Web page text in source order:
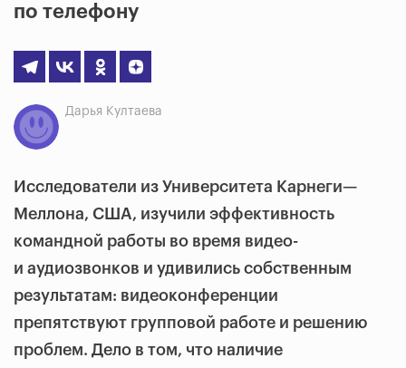
по телефону
Дарья Култаева
Исследователи из Университета Карнеги—
Меллона, США, изучили эффективность
командной работы во время видео-
и аудиозвонков и удивились собственным
результатам: видеоконференции
препятствуют групповой работе и решению
проблем. Дело в том, что наличие